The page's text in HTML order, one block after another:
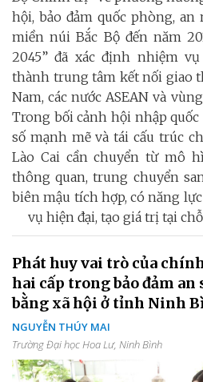
hội, bảo đảm quốc phòng,
miền núi Bắc Bộ đến năm
2045” đã xác định nhiệm
thành trung tâm kết nối giao
Nam, các nước ASEAN và
Trong bối cảnh hội nhập quốc
số mạnh mẽ và tái cấu trúc
Lào Cai cần chuyển từ mô
thông quan, trung chuyển
biên mậu tích hợp, có năng
vụ hiện đại, tạo giá trị tại
Phát huy vai trò của
hai cấp trong bảo đảm
bằng xã hội ở tỉnh Ninh
NGUYỄN THÚY MAI
Trường Đại học Hoa Lư, Ninh Bình